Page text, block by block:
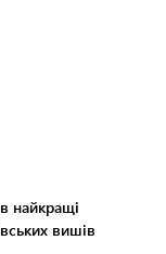
найкращі
вишів